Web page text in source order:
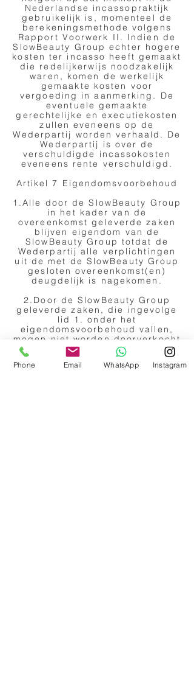
Nederlandse incassopraktijk
gebruikelijk is, momenteel de
berekeningsmethode volgens
Rapport Voorwerk II. Indien de
SlowBeauty Group echter hogere
kosten ter incasso heeft gemaakt
die redelijkerwijs noodzakelijk
waren, komen de werkelijk
gemaakte kosten voor
vergoeding in aanmerking. De
eventuele gemaakte
gerechtelijke en executiekosten
zullen eveneens op de
Wederpartij worden verhaald. De
Wederpartij is over de
verschuldigde incassokosten
eveneens rente verschuldigd.
Artikel 7 Eigendomsvoorbehoud
1.Alle door de SlowBeauty Group
in het kader van de
overeenkomst geleverde zaken
blijven eigendom van de
SlowBeauty Group totdat de
Wederpartij alle verplichtingen
uit de met de SlowBeauty Group
gesloten overeenkomst(en)
deugdelijk is nagekomen.
2.Door de SlowBeauty Group
geleverde zaken, die ingevolge
lid 1. onder het
eigendomsvoorbehoud vallen,
mogen niet worden doorverkocht
en mogen nimmer als
betaalmiddel worden gebruikt.
De Wederpartij is niet bevoegd
Phone Email WhatsApp Instagram